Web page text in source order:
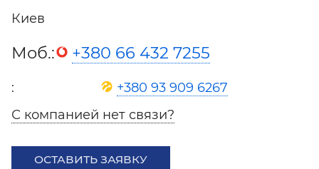
Киев
Моб.: +380 66 432 7255
:
+380 93 909 6267
С компанией нет связи?
ОСТАВИТЬ ЗАЯВКУ